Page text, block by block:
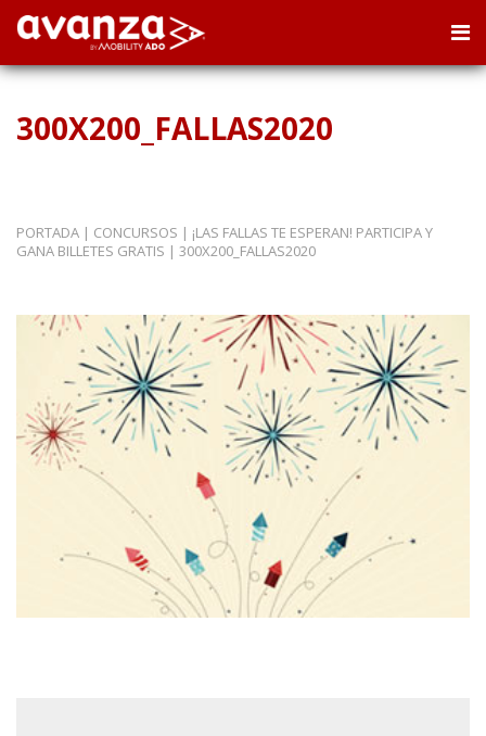
300X200_FALLAS2020
PORTADA | CONCURSOS | ¡LAS FALLAS TE ESPERAN! PARTICIPA Y
GANA BILLETES GRATIS | 300X200_FALLAS2020